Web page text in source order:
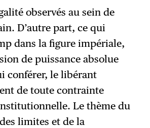
observés au sein de
D’autre part, ce qui
dans la figure impériale,
de puissance absolue
conférer, le libérant
de toute contrainte
Le thème du
limites et de la